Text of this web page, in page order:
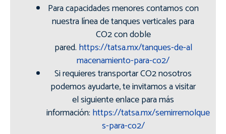
Para capacidades menores contamos con
nuestra línea de tanques verticales para
CO2con doble
pared. https://tatsa.mx/tanques-de-al
macenamiento-para-co2/
Si requieres transportarCO2nosotros
podemos ayudarte, te invitamos a visitar
el siguiente enlace para más
información: https://tatsa.mx/semirremolque
s-para-co2/